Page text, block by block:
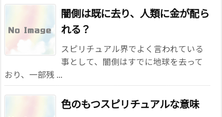
闇側は既に去り、人類に金が配ら
れる？
スピリチュアル界でよく言われている
事として、闇側はすでに地球を去って
おり、一部残 ...
色のもつスピリチュアルな意味